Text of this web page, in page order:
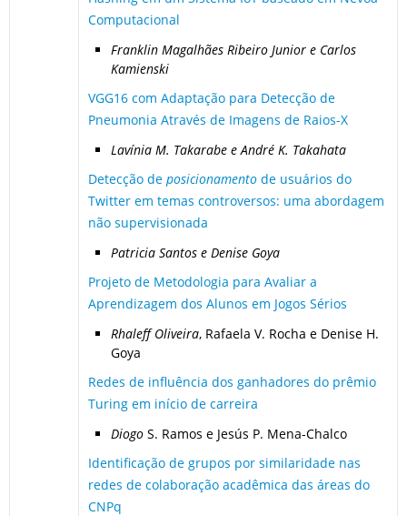
Computacional
Franklin Magalhães Ribeiro Junior e Carlos
Kamienski
VGG16 com Adaptação para Detecção de
Pneumonia Através de Imagens de Raios-X
Lavínia M. Takarabe e André K. Takahata
Detecção de posicionamento de usuários do
Twitter em temas controversos: uma abordagem
não supervisionada
Patricia Santos e Denise Goya
Projeto de Metodologia para Avaliar a
Aprendizagem dos Alunos em Jogos Sérios
Rhaleff Oliveira, Rafaela V. Rocha e Denise H.
Goya
Redes de influência dos ganhadores do prêmio
Turing em início de carreira
Diogo S. Ramos e Jesús P. Mena-Chalco
Identificação de grupos por similaridade nas
redes de colaboração acadêmica das áreas do
CNPq